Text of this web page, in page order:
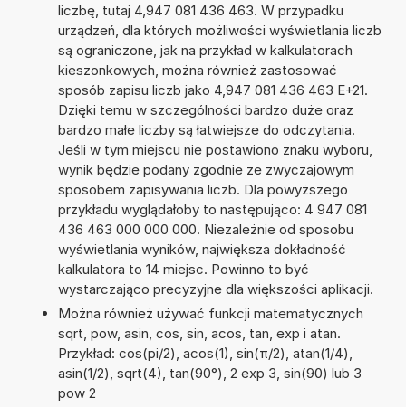
liczbę, tutaj 4,947 081 436 463. W przypadku
urządzeń, dla których możliwości wyświetlania liczb
są ograniczone, jak na przykład w kalkulatorach
kieszonkowych, można również zastosować
sposób zapisu liczb jako 4,947 081 436 463 E+21.
Dzięki temu w szczególności bardzo duże oraz
bardzo małe liczby są łatwiejsze do odczytania.
Jeśli w tym miejscu nie postawiono znaku wyboru,
wynik będzie podany zgodnie ze zwyczajowym
sposobem zapisywania liczb. Dla powyższego
przykładu wyglądałoby to następująco: 4 947 081
436 463 000 000 000. Niezależnie od sposobu
wyświetlania wyników, największa dokładność
kalkulatora to 14 miejsc. Powinno to być
wystarczająco precyzyjne dla większości aplikacji.
Można również używać funkcji matematycznych
sqrt, pow, asin, cos, sin, acos, tan, exp i atan.
Przykład: cos(pi/2), acos(1), sin(π/2), atan(1/4),
asin(1/2), sqrt(4), tan(90°), 2 exp 3, sin(90) lub 3
pow 2